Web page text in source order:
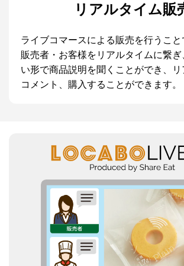
リアルタイム販
ライブコマースによる販売を行うこと
販売者・お客様をリアルタイムに繋
い形で商品説明を聞くことができ、リ
コメント、購入することができます。